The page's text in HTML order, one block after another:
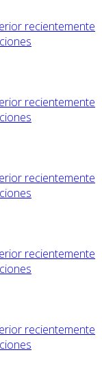
recientemente
recientemente
recientemente
recientemente
recientemente